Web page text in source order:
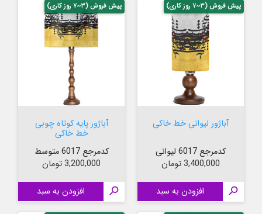
آباژور لیوانی خط خاکی
کدمرجع 6017 لیوانی
قیمت
3,400,000 تومان
 افزودن به سبد
پیش فروش (۳~۷ روز کاری)
آباژور پایه کوتاه چوبی
خط خاکی
کدمرجع 6017 متوسط
قیمت
3,200,000 تومان
 افزودن به سبد
پیش فروش (۳~۷ روز کاری)